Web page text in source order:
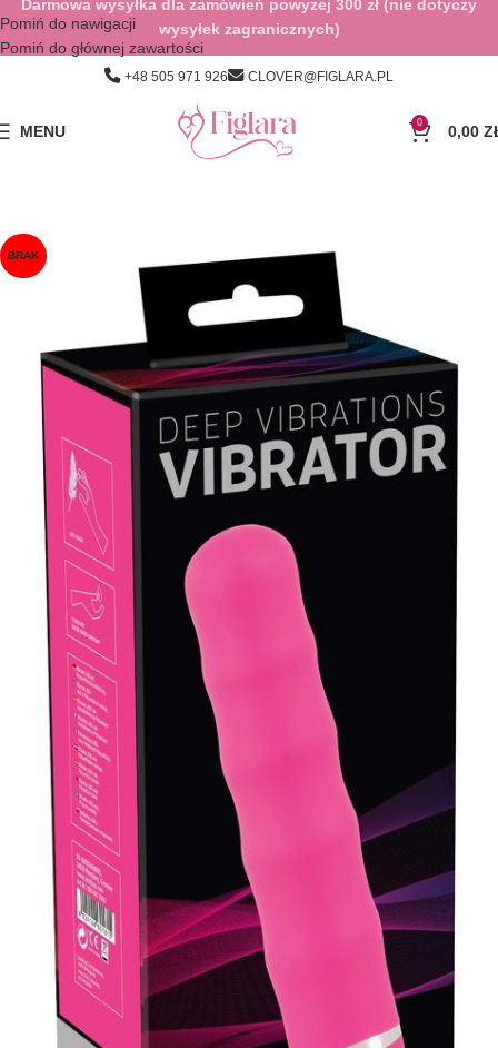
Pomiń do nawigacji
Pomiń do głównej zawartości
+48 505 971 926 CLOVER@FIGLARA.PL
MENU 0 0,00
BRAK
Darmowa wysyłka dla zamówień powyżej 300 zł (nie dotyczy
wysyłek zagranicznych)